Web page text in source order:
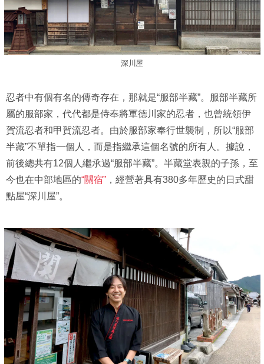
深川屋
忍者中有個有名的傳奇存在，那就是“服部半藏”。服部半藏所
屬的服部家，代代都是侍奉將軍德川家的忍者，也曾統領伊
賀流忍者和甲賀流忍者。由於服部家奉行世襲制，所以“服部
半藏”不單指一個人，而是指繼承這個名號的所有人。據說，
前後總共有12個人繼承過“服部半藏”。半藏堂表親的子孫，至
今也在中部地區的“關宿” ，經營著具有380多年歷史的日式甜
點屋“深川屋”。